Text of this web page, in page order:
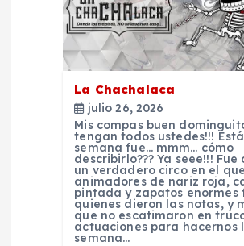
La Chachalaca
julio 26, 2026
Mis compas buen
tengan todos ustedes!!! Está
semana fue… mmm… cómo
describirlo??? Ya seee!!! Fue
un verdadero circo en el
animadores de nariz roja,
pintada y zapatos enormes
quienes dieron las notas, y
que no escatimaron en
actuaciones para hacernos
semana…